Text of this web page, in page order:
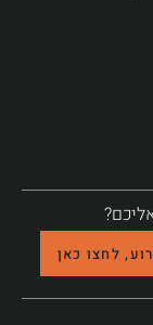
לחצו כאן